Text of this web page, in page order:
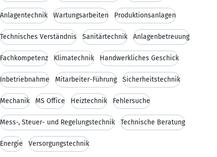
Anlagentechnik Wartungsarbeiten Produktionsanlagen
Technisches Verständnis Sanitärtechnik Anlagenbetreuung
Fachkompetenz Klimatechnik Handwerkliches Geschick
Inbetriebnahme Mitarbeiter-Führung Sicherheitstechnik
Mechanik MS Office Heiztechnik Fehlersuche
Mess-, Steuer- und Regelungstechnik Technische Beratung
Energie Versorgungstechnik